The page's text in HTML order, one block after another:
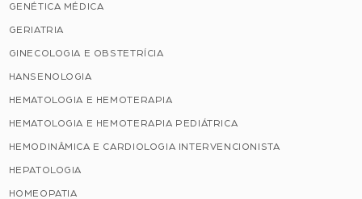
GENÉTICA MÉDICA
GERIATRIA
GINECOLOGIA E OBSTETRÍCIA
HANSENOLOGIA
HEMATOLOGIA E HEMOTERAPIA
HEMATOLOGIA E HEMOTERAPIA PEDIÁTRICA
HEMODINÂMICA E CARDIOLOGIA INTERVENCIONISTA
HEPATOLOGIA
HOMEOPATIA